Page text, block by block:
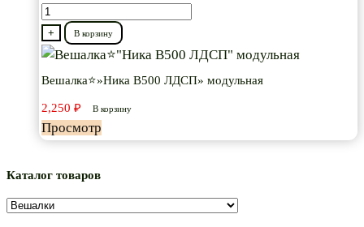
Количество
товара
Вешалка⭐"Ника
модульная
+ В корзину
Вешалка⭐»Ника В500 ЛДСП» модульная
2,250 ₽ В корзину
Просмотр
Каталог товаров